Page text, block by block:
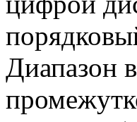
Диапазон